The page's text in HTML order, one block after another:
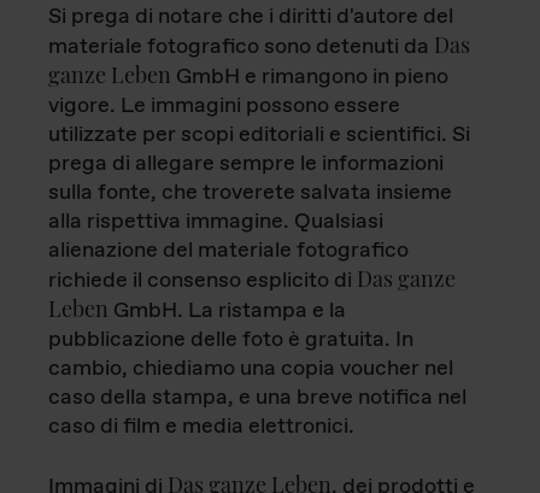
Si prega di notare che i diritti d'autore del
materiale fotografico sono detenuti da Das
ganze Leben GmbH e rimangono in pieno
vigore. Le immagini possono essere
utilizzate per scopi editoriali e scientifici. Si
prega di allegare sempre le informazioni
sulla fonte, che troverete salvata insieme
alla rispettiva immagine. Qualsiasi
alienazione del materiale fotografico
richiede il consenso esplicito di Das ganze
Leben GmbH. La ristampa e la
pubblicazione delle foto è gratuita. In
cambio, chiediamo una copia voucher nel
caso della stampa, e una breve notifica nel
caso di film e media elettronici.
Immagini di Das ganze Leben, dei prodotti e